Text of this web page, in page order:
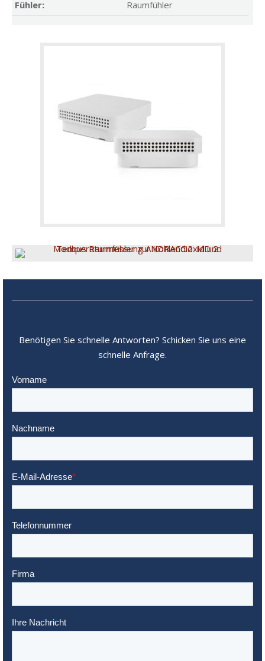
Fühler: Raumfühler
Benötigen Sie schnelle Antworten? Schicken Sie uns eine
schnelle Anfrage.